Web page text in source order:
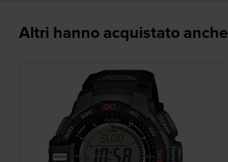
Altri hanno acquistato anche